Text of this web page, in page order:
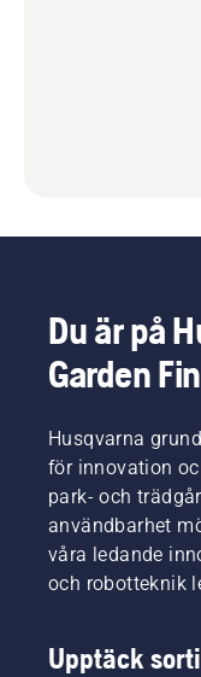
Du är på
Garden
Husqvarna
för innovation
park- och
användbarhet
våra ledande
och robotteknik
Upptäck